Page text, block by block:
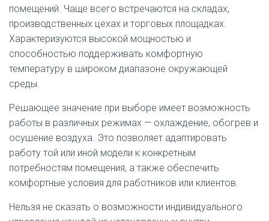
помещений. Чаще всего встречаются на складах,
производственных цехах и торговых площадках.
Характеризуются высокой мощностью и
способностью поддерживать комфортную
температуру в широком диапазоне окружающей
среды.
Решающее значение при выборе имеет возможность
работы в различных режимах — охлаждение, обогрев и
осушение воздуха. Это позволяет адаптировать
работу той или иной модели к конкретным
потребностям помещения, а также обеспечить
комфортные условия для работников или клиентов.
Нельзя не сказать о возможности индивидуального